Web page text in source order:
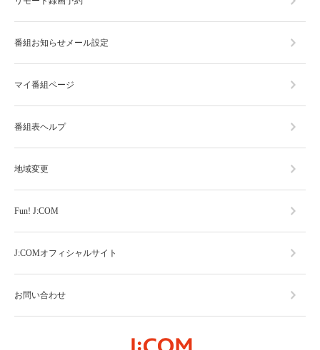
番組お知らせメール設定
マイ番組ページ
番組表ヘルプ
地域変更
Fun! J:COM
J:COMオフィシャルサイト
お問い合わせ